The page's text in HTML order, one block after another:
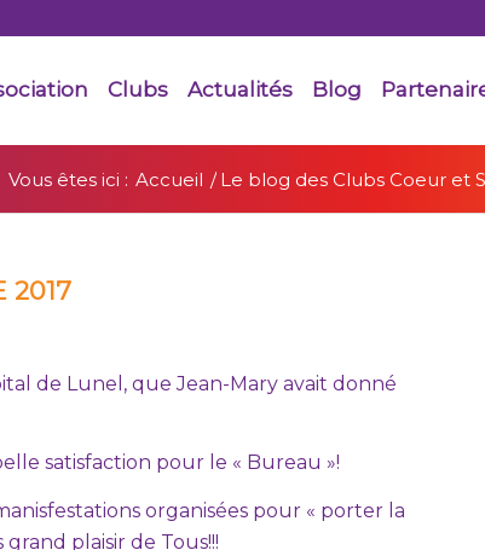
Clubs Actualités Blog
Vous êtes ici : Accueil / Le blog des Clubs Coeur et
2017
de Lunel, que Jean-Mary avait donné
satisfaction pour le « Bureau »!
organisées pour « porter la
plaisir de Tous!!!